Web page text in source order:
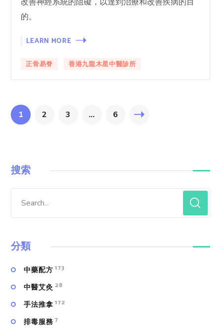
的。
LEARN MORE
正骨易脊 香港九龍木星中醫診所
1 2 3 ... 6
搜索
分類
中藥配方 173
中醫艾灸 28
手法推拿 172
排毒服務 7